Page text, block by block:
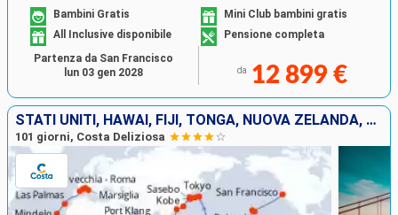
Bambini Gratis
Mini Club bambini gratis
All Inclusive disponibile
Pensione completa
da 12 899 €
Partenza da San Francisco
lun 03 gen 2028
STATI UNITI, HAWAI, FIJI, TONGA, NUOVA ZELANDA, AUSTRALIA, GIAPPONE, SUD KOREA, TAIWAN, CINA, SINGAPORE, MALESIA, THAILANDIA, SUD AFRICA, ITALIA
101 giorni, Costa Deliziosa